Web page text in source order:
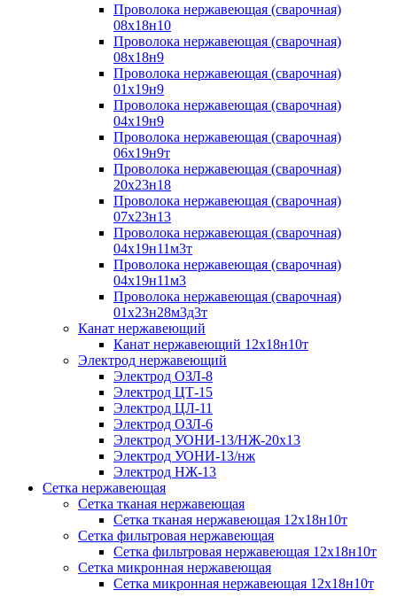
Проволока нержавеющая (сварочная)
08х18н10
Проволока нержавеющая (сварочная)
08х18н9
Проволока нержавеющая (сварочная)
01х19н9
Проволока нержавеющая (сварочная)
04х19н9
Проволока нержавеющая (сварочная)
06х19н9т
Проволока нержавеющая (сварочная)
20х23н18
Проволока нержавеющая (сварочная)
07х23н13
Проволока нержавеющая (сварочная)
04х19н11м3т
Проволока нержавеющая (сварочная)
04х19н11м3
Проволока нержавеющая (сварочная)
01х23н28м3д3т
Канат нержавеющий
Канат нержавеющий 12х18н10т
Электрод нержавеющий
Электрод ОЗЛ-8
Электрод ЦТ-15
Электрод ЦЛ-11
Электрод ОЗЛ-6
Электрод УОНИ-13/НЖ-20х13
Электрод УОНИ-13/нж
Электрод НЖ-13
Сетка нержавеющая
Сетка тканая нержавеющая
Сетка тканая нержавеющая 12х18н10т
Сетка фильтровая нержавеющая
Сетка фильтровая нержавеющая 12х18н10т
Сетка микронная нержавеющая
Сетка микронная нержавеющая 12х18н10т